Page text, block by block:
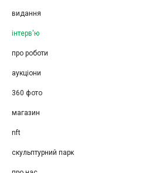
видання
інтерв'ю
про роботи
аукціони
360 фото
магазин
nft
скульптурний парк